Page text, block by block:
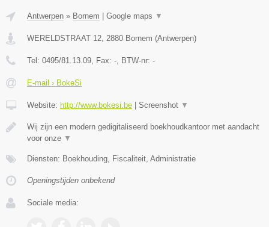
Antwerpen » Bornem | Google maps ▼
WERELDSTRAAT 12 2880 Bornem (Antwerpen)
Tel: 0495/81.13.09 , Fax: - , BTW-nr: -
E-mail › BokeSi
Website: http://www.bokesi.be | Screenshot ▼
Wij zijn een modern gedigitaliseerd boekhoudkantoor met aandacht
voor onze ▼
Diensten: Boekhouding, Fiscaliteit, Administratie
Openingstijden onbekend
Sociale media: